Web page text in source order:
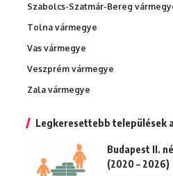
Szabolcs-Szatmár-Bereg
Tolna vármegye
Vas vármegye
Veszprém vármegye
Zala vármegye
Legkeresettebb települések
Budapest II.
(2020 – 2026)